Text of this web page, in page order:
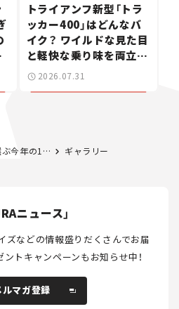
トライアンフ新型「トラ
ッカー400」はどんなバ
イク？ ワイルドな見た目
と軽快な乗り味を両立し
た400ccフラットトラッ
2026.07.31
ー クラシック・ターボ」 ギャラリー
ニュース」
ズなどの情報盛りだくさんでお届
トキャンペーンもお知らせ中！
ルマガ登録